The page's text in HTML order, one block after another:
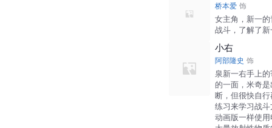
桥本爱 饰
女主角，新一
战斗，了解了
小右
阿部隆史 饰
泉新一右手上
的一面，米奇
断，但很快自
练习来学习战
动画版一样使